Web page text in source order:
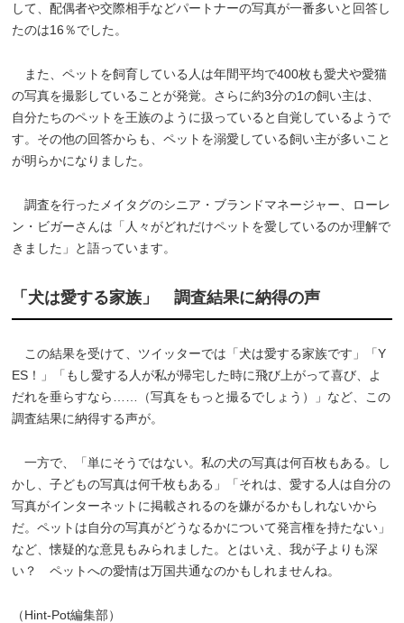
して、配偶者や交際相手などパートナーの写真が一番多いと回答し
たのは16％でした。
また、ペットを飼育している人は年間平均で400枚も愛犬や愛猫
の写真を撮影していることが発覚。さらに約3分の1の飼い主は、
自分たちのペットを王族のように扱っていると自覚しているようで
す。その他の回答からも、ペットを溺愛している飼い主が多いこと
が明らかになりました。
調査を行ったメイタグのシニア・ブランドマネージャー、ローレ
ン・ビガーさんは「人々がどれだけペットを愛しているのか理解で
きました」と語っています。
「犬は愛する家族」 調査結果に納得の声
この結果を受けて、ツイッターでは「犬は愛する家族です」「Y
ES！」「もし愛する人が私が帰宅した時に飛び上がって喜び、よ
だれを垂らすなら……（写真をもっと撮るでしょう）」など、この
調査結果に納得する声が。
一方で、「単にそうではない。私の犬の写真は何百枚もある。し
かし、子どもの写真は何千枚もある」「それは、愛する人は自分の
写真がインターネットに掲載されるのを嫌がるかもしれないから
だ。ペットは自分の写真がどうなるかについて発言権を持たない」
など、懐疑的な意見もみられました。とはいえ、我が子よりも深
い？ ペットへの愛情は万国共通なのかもしれませんね。
（Hint-Pot編集部）